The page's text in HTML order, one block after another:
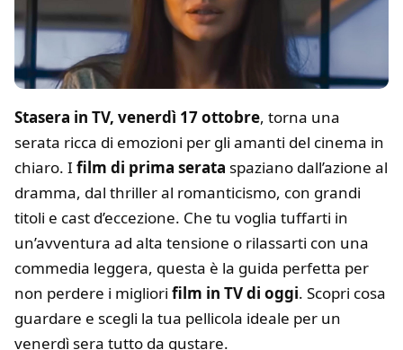
Stasera in TV, venerdì 17 ottobre, torna una
serata ricca di emozioni per gli amanti del cinema in
chiaro. I film di prima serata spaziano dall’azione al
dramma, dal thriller al romanticismo, con grandi
titoli e cast d’eccezione. Che tu voglia tuffarti in
un’avventura ad alta tensione o rilassarti con una
commedia leggera, questa è la guida perfetta per
non perdere i migliori film in TV di oggi. Scopri cosa
guardare e scegli la tua pellicola ideale per un
venerdì sera tutto da gustare.